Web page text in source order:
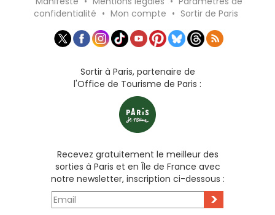
confidentialité • Mon compte • Sortir de Paris
Sortir à Paris, partenaire de
l'Office de Tourisme de Paris :
Recevez gratuitement le meilleur des
sorties à Paris et en Île de France avec
notre newsletter, inscription ci-dessous :
>